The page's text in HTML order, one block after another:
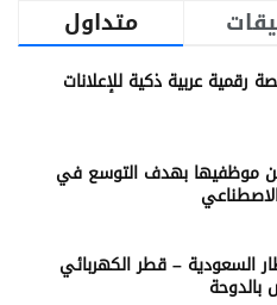
متداول
رقمية عربية ذكية للإعلانات
10% من موظفيها بهدف التوسع في
السعودية – قطر الكهربائي
بالدوحة